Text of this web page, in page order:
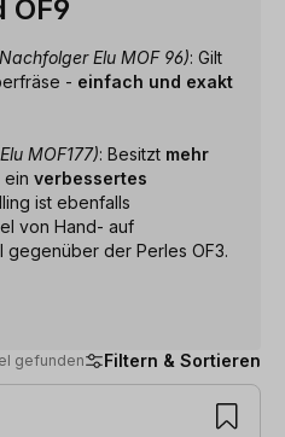
OF9
Elu MOF 96): Gilt
- einfach und exakt
MOF177): Besitzt mehr
ein verbessertes
ist ebenfalls
von Hand- auf
der Perles OF3.
gefunden Filtern & Sortieren